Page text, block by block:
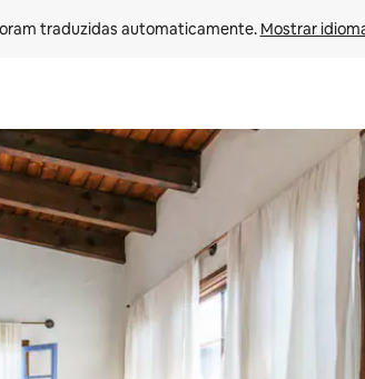
traduzidas automaticamente. Mostrar